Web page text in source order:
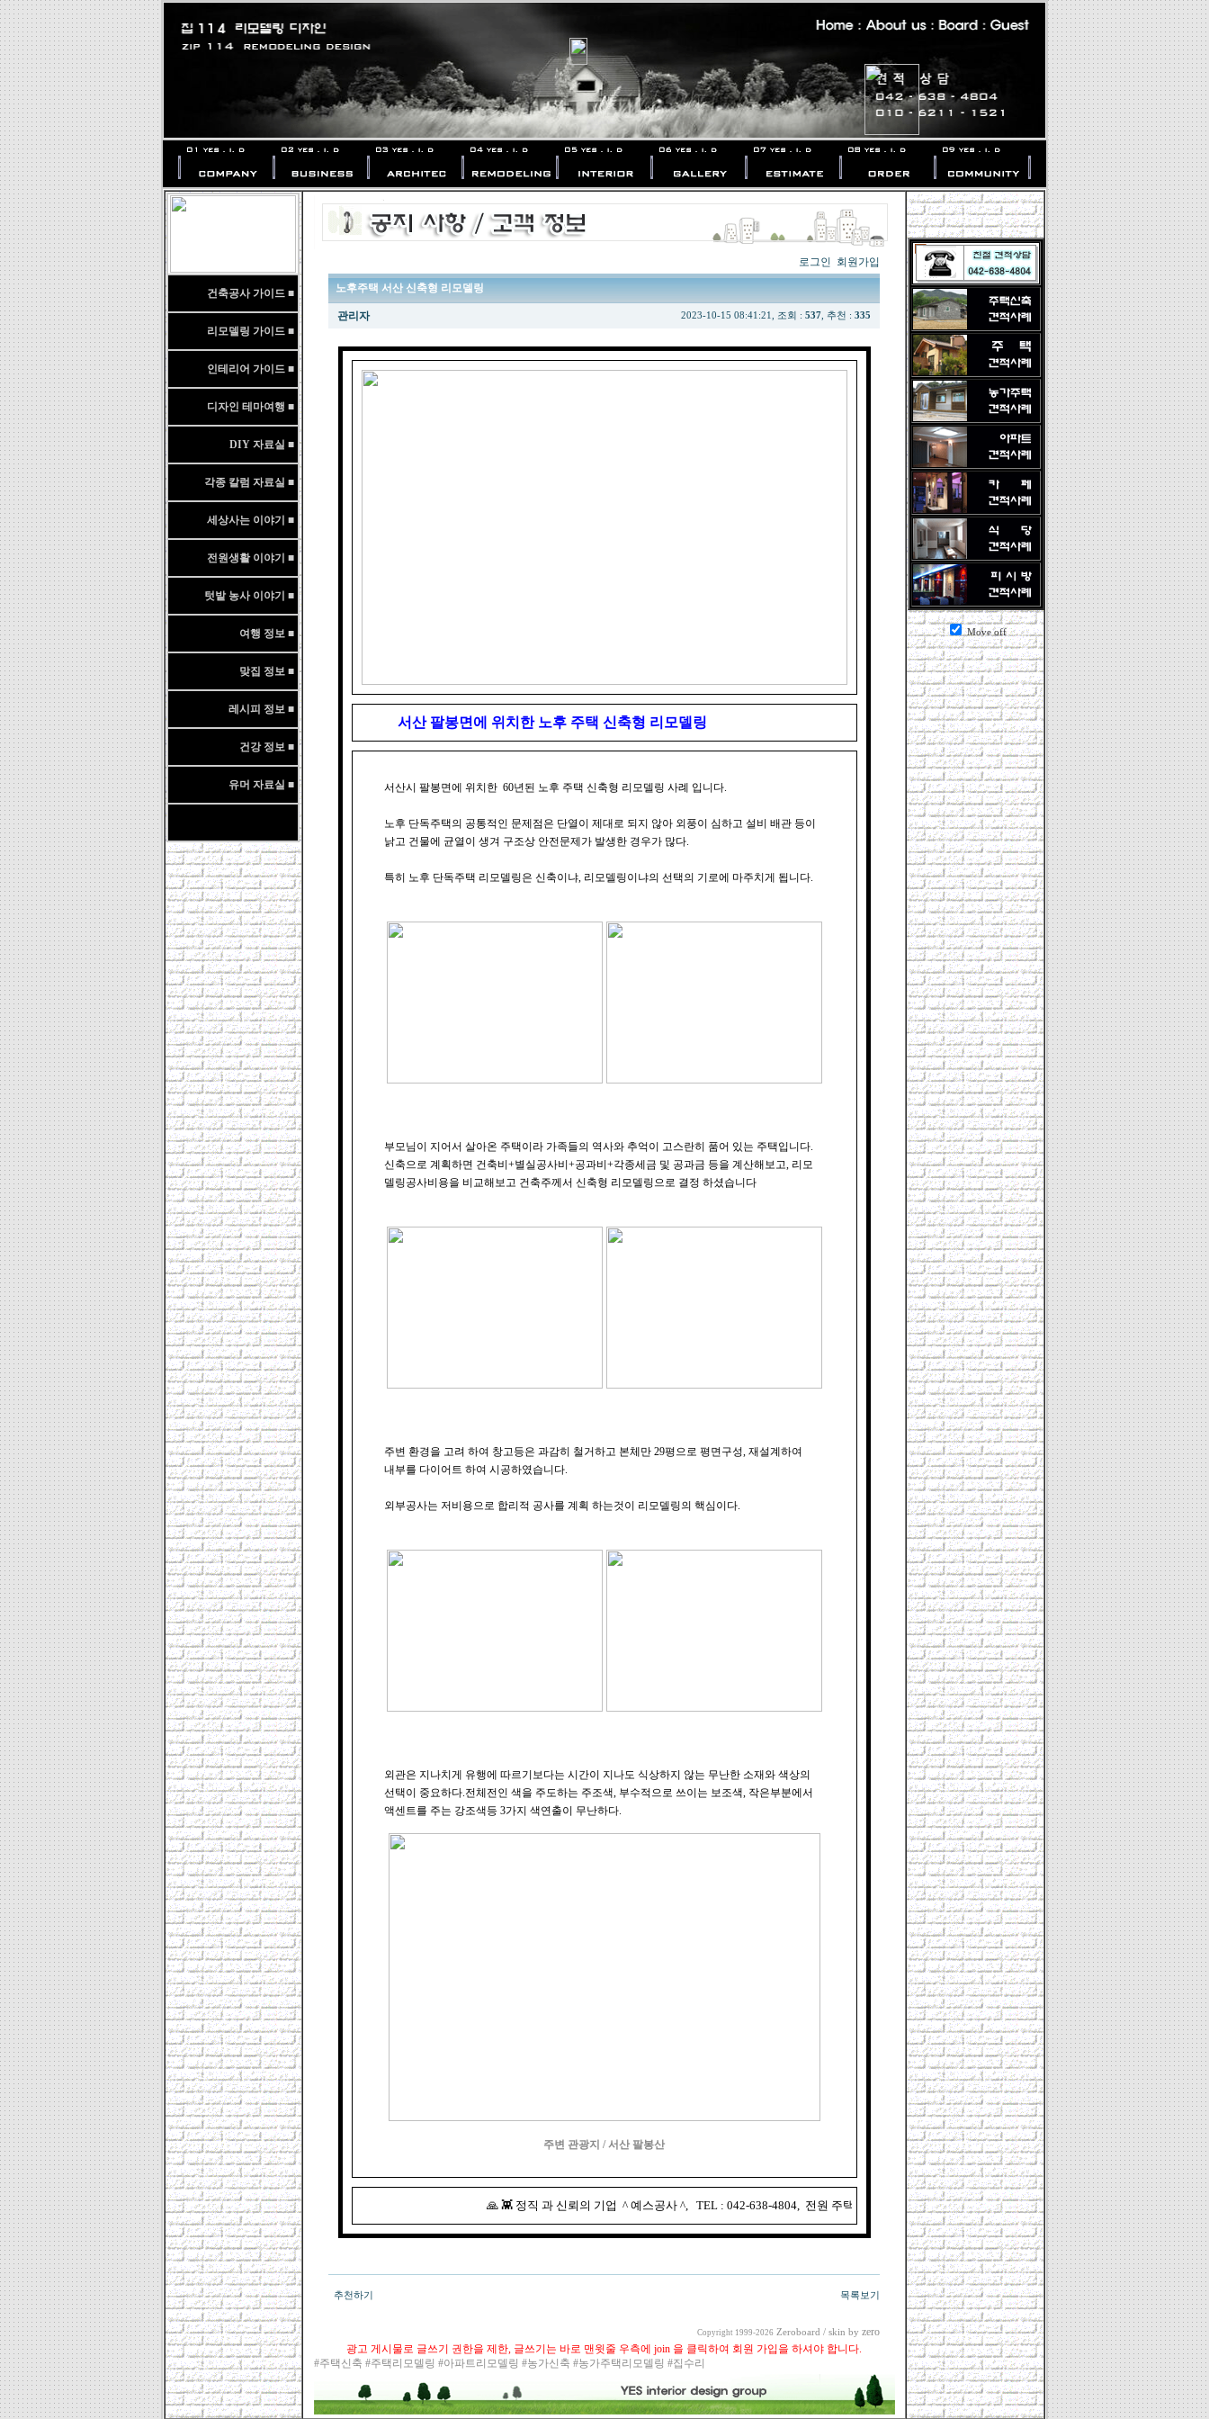
건축공사 가이드 ■
리모델링 가이드 ■
인테리어 가이드 ■
디자인 테마여행 ■
DIY 자료실 ■
각종 칼럼 자료실 ■
세상사는 이야기 ■
전원생활 이야기 ■
텃밭 농사 이야기 ■
여행 정보 ■
맞집 정보 ■
레시피 정보 ■
건강 정보 ■
유머 자료실 ■
로그인 회원가입
노후주택 서산 신축형 리모델링
관리자 2023-10-15 08:41:21, 조회 : 537 , 추천 : 335
서산 팔봉면에 위치한 노후 주택 신축형 리모델링
서산시 팔봉면에 위치한  60년된 노후 주택 신축형 리모델링 사례 입니다.
노후 단독주택의 공통적인 문제점은 단열이 제대로 되지 않아 외풍이 심하고 설비 배관 등이
낡고 건물에 균열이 생겨 구조상 안전문제가 발생한 경우가 많다.
부모님이 지어서 살아온 주택이라 가족들의 역사와 추억이 고스란히 품어 있는 주택입니다.
신축으로 계획하면 건축비+별실공사비+공과비+각종세금 및 공과금 등을 계산해보고, 리모
델링공사비용을 비교해보고 건축주께서 신축형 리모델링으로 결정 하셨습니다
주변 환경을 고려 하여 창고등은 과감히 철거하고 본체만 29평으로 평면구성, 재설계하여
내부를 다이어트 하여 시공하였습니다.
외관은 지나치게 유행에 따르기보다는 시간이 지나도 식상하지 않는 무난한 소재와 색상의
선택이 중요하다.전체전인 색을 주도하는 주조색, 부수적으로 쓰이는 보조색, 작은부분에서
주변 관광지 / 서산 팔봉산
🙏 👾 정직 과 신뢰의 기업 ^ 예스공사 ^, TEL : 042-638-4804, 전원 주택 신축, 주택 신축, 주택 리모델링, 농가주택 신축, 농가주택 리모델링, 집수
추천하기 목록보기
Copyright 1999-2026 Zeroboard / skin by zero
광고 게시물로 글쓰기 권한을 제한, 글쓰기는 바로 맨윗줄 우측에 join 을 클릭하여 회원 가입을 하셔야 합니다.
#주택신축 #주택리모델링 #아파트리모델링 #농가신축 #농가주택리모델링 #집수리
Move off